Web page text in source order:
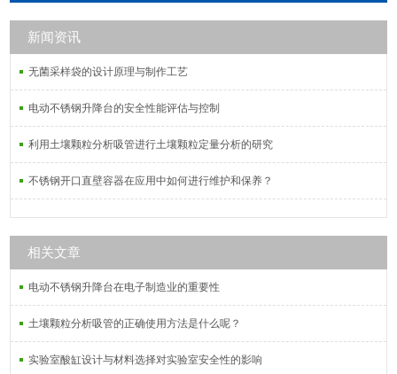
新闻资讯
无菌采样袋的设计原理与制作工艺
电动不锈钢升降台的安全性能评估与控制
利用土壤颗粒分析吸管进行土壤颗粒定量分析的研究
不锈钢开口直壁容器在应用中如何进行维护和保养？
相关文章
电动不锈钢升降台在电子制造业的重要性
土壤颗粒分析吸管的正确使用方法是什么呢？
实验室酸缸设计与材料选择对实验室安全性的影响